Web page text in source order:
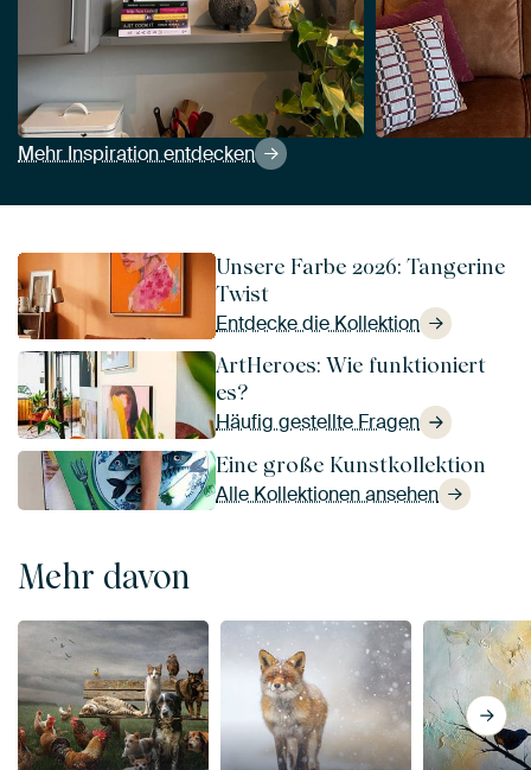
Mehr Inspiration entdecken
Unsere Farbe 2026: Tangerine
Twist
Entdecke die Kollektion
ArtHeroes: Wie funktioniert
es?
Häufig gestellte Fragen
Eine große Kunstkollektion
Alle Kollektionen ansehen
Mehr davon